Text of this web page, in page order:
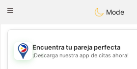
Philippines
Toggle
Mode
💖
Encuentra tu pareja perfecta
¡Descarga nuestra app de citas ahora!